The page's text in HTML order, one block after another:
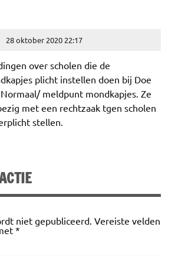
28 oktober 2020 22:17
over scholen die de
plicht instellen doen bij Doe
meldpunt mondkapjes. Ze
met een rechtzaak tgen scholen
stellen.
niet gepubliceerd. Vereiste velden
*